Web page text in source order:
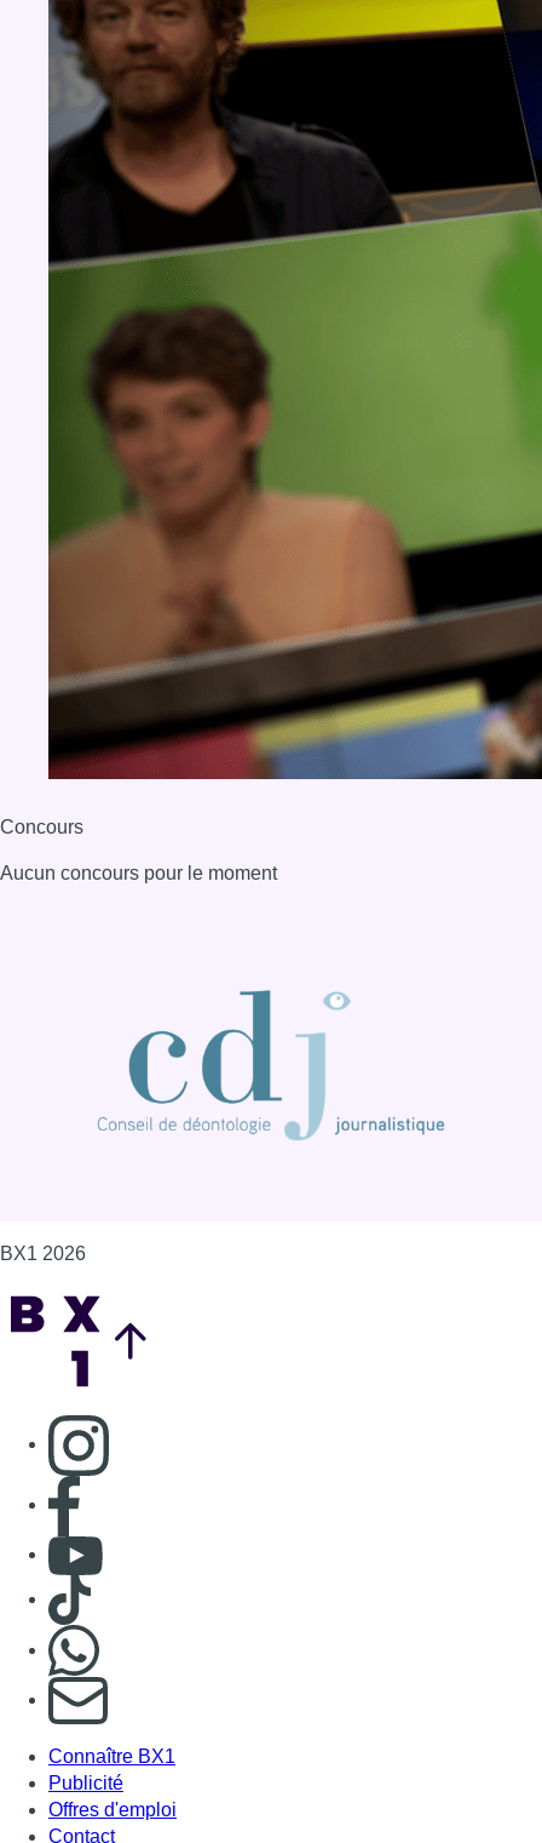
Concours
Aucun concours pour le moment
BX1 2026
Consulter page Instagram
Consulter page Facebook
Consulter Youtube
Consulter TikTok
S'abonner à notre newsletter
Connaître BX1
Publicité
Offres d'emploi
Contact